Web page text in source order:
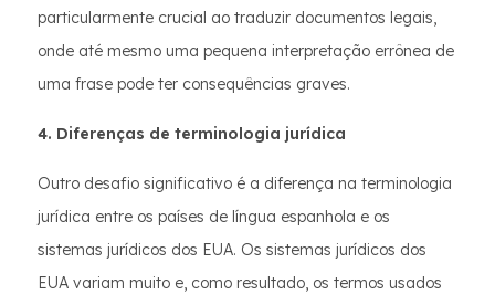
particularmente crucial ao traduzir documentos legais,
onde até mesmo uma pequena interpretação errônea de
uma frase pode ter consequências graves.
4. Diferenças de terminologia jurídica
Outro desafio significativo é a diferença na terminologia
jurídica entre os países de língua espanhola e os
sistemas jurídicos dos EUA. Os sistemas jurídicos dos
EUA variam muito e, como resultado, os termos usados